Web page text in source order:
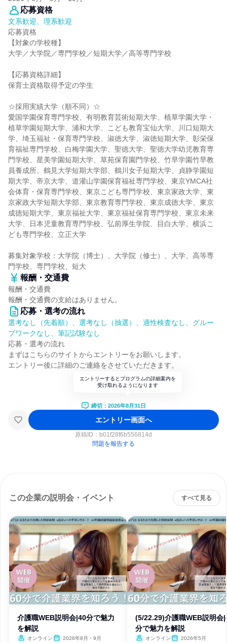
応募資格
文系歓迎、理系歓迎
応募資格
【対象の学校種】
大学／大学院／専門学校／短期大学／高等専門学校
【応募資格詳細】
保育士資格取得予定の学生
☆採用実績大学（順不同）☆
愛国学園保育専門学校、有明教育芸術短期大学、植草学園大学・
植草学園短期大学、浦和大学、こども教育宝仙大学、川口短期大
学、埼玉福祉・保育専門学校、淑徳大学、淑徳短期大学、彰栄保
育福祉専門学校、白梅学園大学、聖徳大学、聖徳大学幼児教育専
門学校、星美学園短期大学、草苑保育園門学校、竹早学園竹早教
員養成所、鶴見大学短期大学部、鶴川女子短期大学、貞静学園短
期大学、帝京大学、道灌山学園保育福祉専門学校、東京YMCA社
会体育・保育専門学校、東京こども専門学校、東京家政大学、東
京家政大学短期大学部、東京教育専門学校、東京成徳大学、東京
成徳短期大学、東京福祉大学、東京福祉保育専門学校、東京未来
大学、日本児童教育専門学校、弘前厚生学院、目白大学、横浜こ
ども専門学校、立正大学
募集対象学校：大学院（博士）、大学院（修士）、大学、高等専
門学校、専門学校、短大
報酬・交通費
報酬・交通費
報酬・交通費の支給はありません。
応募・選考の流れ
選考なし（先着順）、選考なし（抽選）、適性検査なし、グルー
プワークなし、筆記試験なし
応募・選考の流れ
まずはこちらのサイトからエントリーをお願いします。
エントリー後に詳細のご連絡をさせていただきます。
エントリーするとプログラムの詳細案内を
受け取れるようになります
締切：2026年8月31日
エントリー画面へ
原稿ID： b01f28f6b556814d
問題を報告する
この企業の説明会・イベント すべて見る
介護職WEB説明会|40分で魅力
を解説
オンライン
2026年8月・9月
(5/22.29)介護職WEB説明会
分で魅力を解説
オンライン
2026年5月